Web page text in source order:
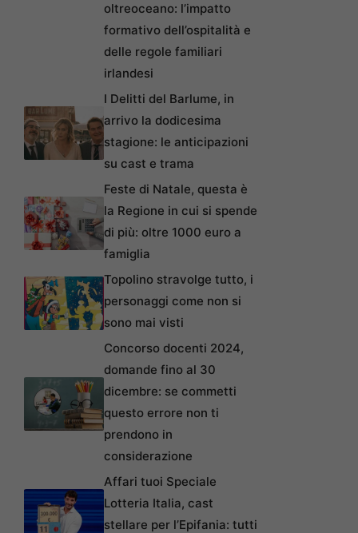
oltreoceano: l’impatto
formativo dell’ospitalità e
delle regole familiari
irlandesi
I Delitti del Barlume, in
arrivo la dodicesima
stagione: le anticipazioni
su cast e trama
Feste di Natale, questa è
la Regione in cui si spende
di più: oltre 1000 euro a
famiglia
Topolino stravolge tutto, i
personaggi come non si
sono mai visti
Concorso docenti 2024,
domande fino al 30
dicembre: se commetti
questo errore non ti
prendono in
considerazione
Affari tuoi Speciale
Lotteria Italia, cast
stellare per l’Epifania: tutti